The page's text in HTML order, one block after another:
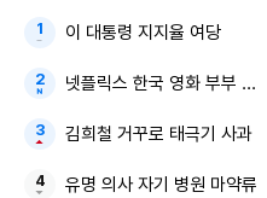
이 대통령 지지율 여당
넷플릭스 한국 영화 부부 조합
김희철 거꾸로 태극기 사과
유명 의사 자기 병원 마약류